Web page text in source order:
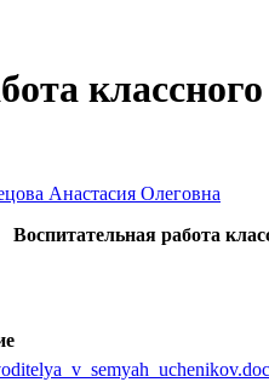
Анастасия Олеговна
Воспитательная работа